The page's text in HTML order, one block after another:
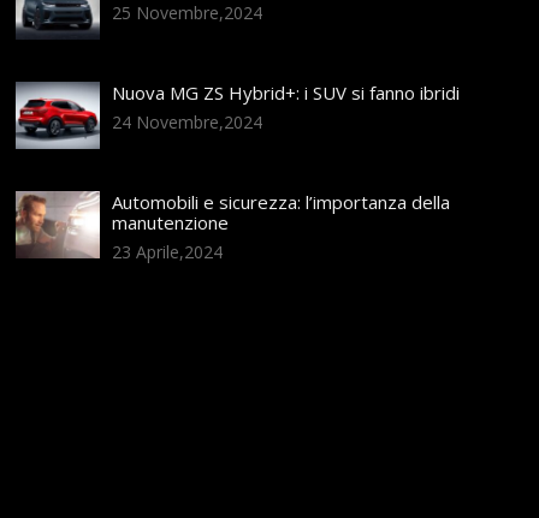
25 Novembre,2024
Nuova MG ZS Hybrid+: i SUV si fanno ibridi
24 Novembre,2024
Automobili e sicurezza: l’importanza della
manutenzione
23 Aprile,2024